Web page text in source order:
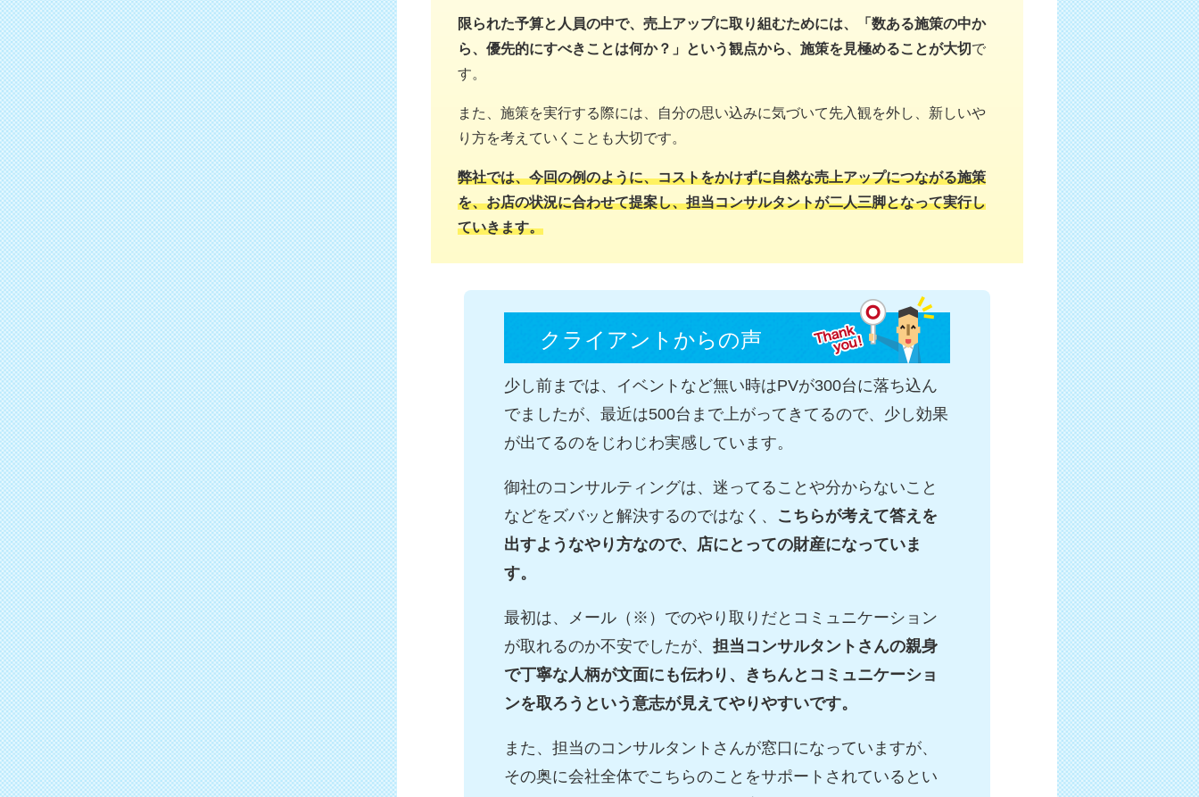
限られた予算と人員の中で、売上アップに取り組むためには、「数ある施策の中か
ら、優先的にすべきことは何か？」という観点から、施策を見極めることが大切 で
す。
また、施策を実行する際には、自分の思い込みに気づいて先入観を外し、新しいや
り方を考えていくことも大切です。
弊社では、今回の例のように、コストをかけずに自然な売上アップにつながる施策
を、お店の状況に合わせて提案し、担当コンサルタントが二人三脚となって実行し
ていきます。
クライアントからの声
少し前までは、イベントなど無い時はPVが300台に落ち込ん
でましたが、最近は500台まで上がってきてるので、少し効果
が出てるのをじわじわ実感しています。
御社のコンサルティングは、迷ってることや分からないこと
などをズバッと解決するのではなく、
こちらが考えて答えを
出すようなやり方なので、店にとっての財産になっていま
す。
最初は、メール（※）でのやり取りだとコミュニケーション
が取れるのか不安でしたが、 担当コンサルタントさんの親身
で丁寧な人柄が文面にも伝わり、きちんとコミュニケーショ
ンを取ろうという意志が見えてやりやすいです。
また、担当のコンサルタントさんが窓口になっていますが、
その奥に会社全体でこちらのことをサポートされているとい